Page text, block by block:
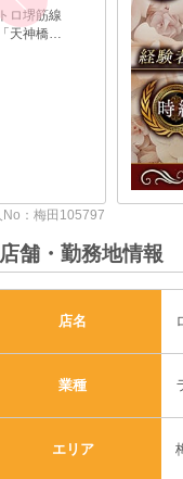
店舗・勤務地情報
店名
業種
エリア